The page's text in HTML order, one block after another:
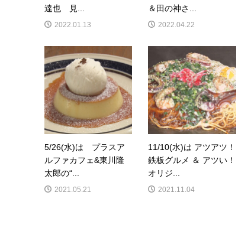
達也 見...
2022.01.13
＆田の神さ...
2022.04.22
5/26(水)は プラスア
ルファカフェ&東川隆
太郎の“...
2021.05.21
11/10(水)は アツアツ！
鉄板グルメ ＆ アツい！
オリジ...
2021.11.04